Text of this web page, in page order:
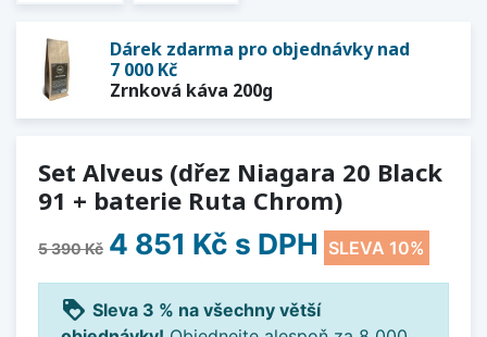
Dárek zdarma pro objednávky nad
7 000 Kč
Zrnková káva 200g
Set Alveus (dřez Niagara 20 Black
91 + baterie Ruta Chrom)
5 390 Kč 4 851 Kč s DPH SLEVA 10%
loyalty Sleva 3 % na všechny větší